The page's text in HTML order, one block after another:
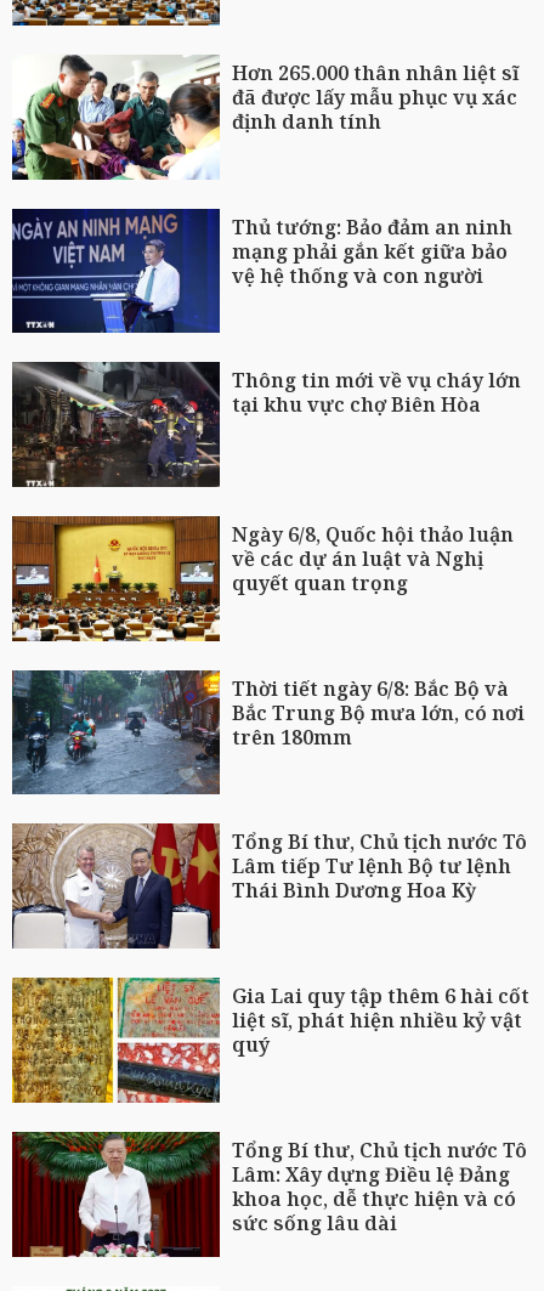
Hơn 265.000 thân nhân liệt sĩ
đã được lấy mẫu phục vụ xác
định danh tính
Thủ tướng: Bảo đảm an ninh
mạng phải gắn kết giữa bảo
vệ hệ thống và con người
Thông tin mới về vụ cháy lớn
tại khu vực chợ Biên Hòa
Ngày 6/8, Quốc hội thảo luận
về các dự án luật và Nghị
quyết quan trọng
Thời tiết ngày 6/8: Bắc Bộ và
Bắc Trung Bộ mưa lớn, có nơi
trên 180mm
Tổng Bí thư, Chủ tịch nước Tô
Lâm tiếp Tư lệnh Bộ tư lệnh
Thái Bình Dương Hoa Kỳ
Gia Lai quy tập thêm 6 hài cốt
liệt sĩ, phát hiện nhiều kỷ vật
quý
Tổng Bí thư, Chủ tịch nước Tô
Lâm: Xây dựng Điều lệ Đảng
khoa học, dễ thực hiện và có
sức sống lâu dài